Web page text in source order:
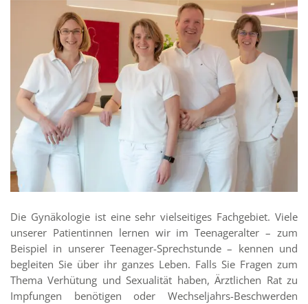
Die Gynäkologie ist eine sehr vielseitiges Fachgebiet. Viele
unserer Patientinnen lernen wir im Teenageralter – zum
Beispiel in unserer Teenager-Sprechstunde – kennen und
begleiten Sie über ihr ganzes Leben. Falls Sie Fragen zum
Thema Verhütung und Sexualität haben, Ärztlichen Rat zu
Impfungen benötigen oder Wechseljahrs-Beschwerden